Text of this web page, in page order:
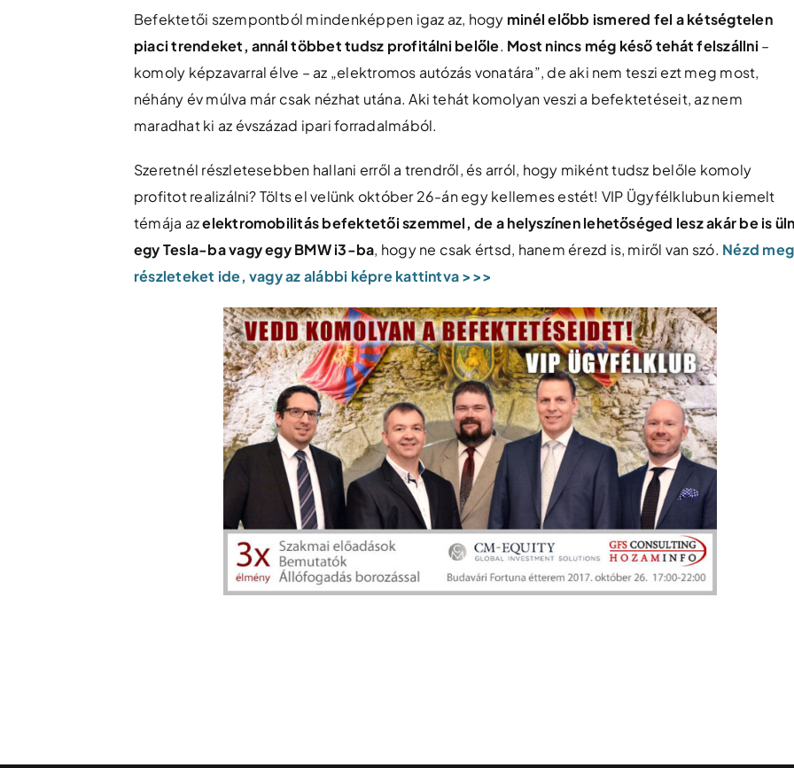
Befektetői szempontból mindenképpen igaz az, hogy minél előbb ismered fel a kétségtelen
piaci trendeket, annál többet tudsz profitálni belőle. Most nincs még késő tehát felszállni –
komoly képzavarral élve – az „elektromos autózás vonatára”, de aki nem teszi ezt meg most,
néhány év múlva már csak nézhat utána. Aki tehát komolyan veszi a befektetéseit, az nem
maradhat ki az évszázad ipari forradalmából.
Szeretnél részletesebben hallani erről a trendről, és arról, hogy miként tudsz belőle komoly
profitot realizálni? Tölts el velünk október 26-án egy kellemes estét! VIP Ügyfélklubun kiemelt
témája azelektromobilitás befektetői szemmel, de a helyszínen lehetőséged lesz akár be is
egy Tesla-ba vagy egy BMW i3-ba, hogy ne csak értsd, hanem érezd is, miről van szó. Nézd
részleteket ide, vagy az alábbi képre kattintva >>>